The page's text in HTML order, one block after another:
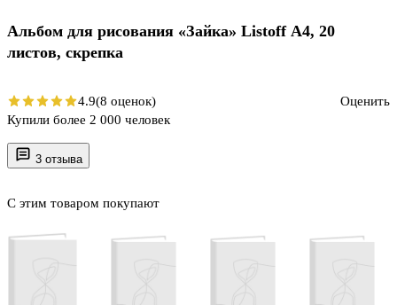
3 отзыва
С этим товаром покупают
Альбом для рисования «Зайка» Listoff А4, 20
листов, скрепка
4.9(8 оценок)
Оценить
Купили более 2 000 человек